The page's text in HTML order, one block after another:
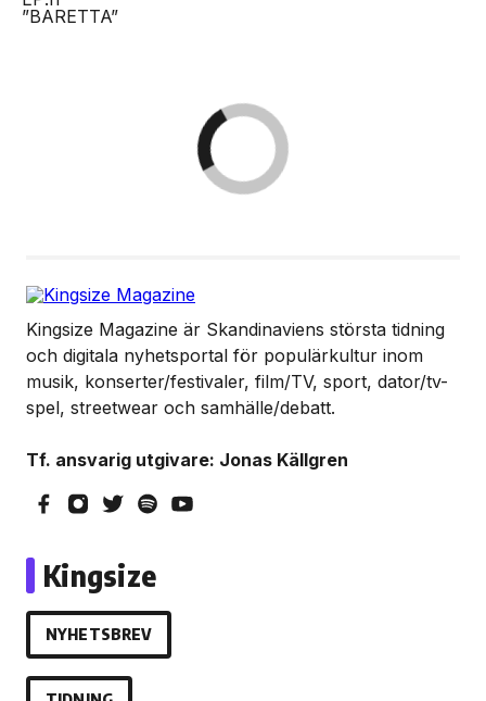
Kingsize Magazine är Skandinaviens största tidning
och digitala nyhetsportal för populärkultur inom
musik, konserter/festivaler, film/TV, sport, dator/tv-
spel, streetwear och samhälle/debatt.
Tf. ansvarig utgivare: Jonas Källgren
Kingsize
NYHETSBREV